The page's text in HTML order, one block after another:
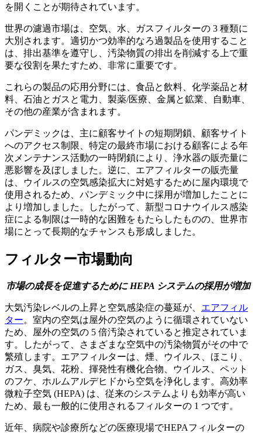
を開くことが期待されています。
世界の濾過市場は、空気、水、ガスフィルターの 3 種類に
大別されます。適切かつ効率的なろ過製品を使用すること
は、排出基準を遵守し、汚染物質の排出を削減する上で重
要な役割を果たすため、非常に重要です。
これらの製品の応用分野には、食品と飲料、化学薬品と材
料、石油とガスと電力、製薬/医療、金属と鉱業、自動車、
その他の産業が含まれます。
パンデミックは、主に顧客サイトの短期閉鎖、顧客サイト
へのアクセス制限、特定の最終市場における顧客による年
次メンテナンス活動の一時閉鎖により、浄水器の販売量に
悪影響を及ぼしました。逆に、エアフィルターの販売量
は、ウイルスの空気感染拡大に対処するために屋内環境で
使用されるため、パンデミック中に採用が増加したことに
より増加しました。したがって、新型コロナウイルス感染
症による制限は一時的な困難をもたらしたものの、世界市
場にとって長期的なチャンスも形成しました。
フィルター市場動向
市場の成長を促進するために HEPA システムの採用が増加
大気汚染レベルの上昇と空気感染症の蔓延が、 エアフィル
ター。室内の空気は屋外の空気のように循環されていない
ため、屋外の空気の 5 倍汚染されていると推定されていま
す。したがって、さまざまな空気中の汚染物質がその中で
繁殖します。エアフィルターは、煙、ウイルス、ほこり、
ガス、臭気、花粉、揮発性有機化合物、ウイルス、ペット
のフケ、ホルムアルデヒドから空気を浄化します。高効率
微粒子空気 (HEPA) は、従来のシステムよりも効率が高い
ため、最も一般的に使用されるフィルターの 1 つです。
近年、病院や診療所などの医療現場でHEPAフィルターの